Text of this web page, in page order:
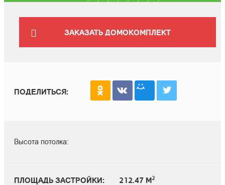
ЗАКАЗАТЬ ДОМОКОМПЛЕКТ
ПОДЕЛИТЬСЯ:
Высота потолка:
ПЛОЩАДЬ ЗАСТРОЙКИ: 212.47 М2